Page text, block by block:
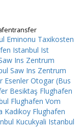
Eminonu Taxikosten
Istanbul Ist
Ins Zentrum
Saw Ins Zentrum
Esenler Otogar (Bus
Besiktaş Flughafen
Flughafen Vom
Kadikoy Flughafen
Kucukyali Istanbul